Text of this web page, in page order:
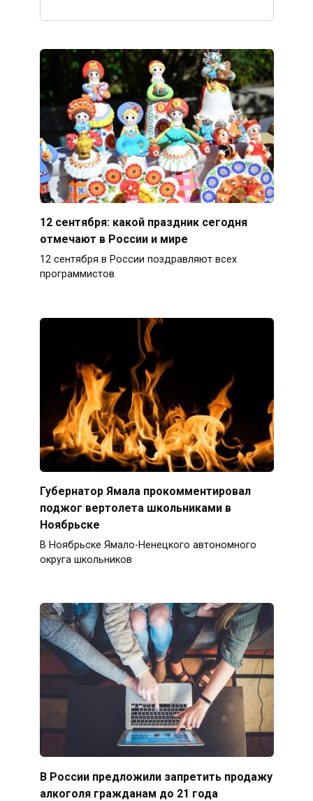
12 сентября: какой праздник сегодня
отмечают в России и мире
12 сентября в России поздравляют всех
программистов
Губернатор Ямала прокомментировал
поджог вертолета школьниками в
Ноябрьске
В Ноябрьске Ямало-Ненецкого автономного
округа школьников
В России предложили запретить продажу
алкоголя гражданам до 21 года